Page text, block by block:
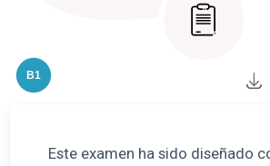
B1
Este examen ha sido diseñado